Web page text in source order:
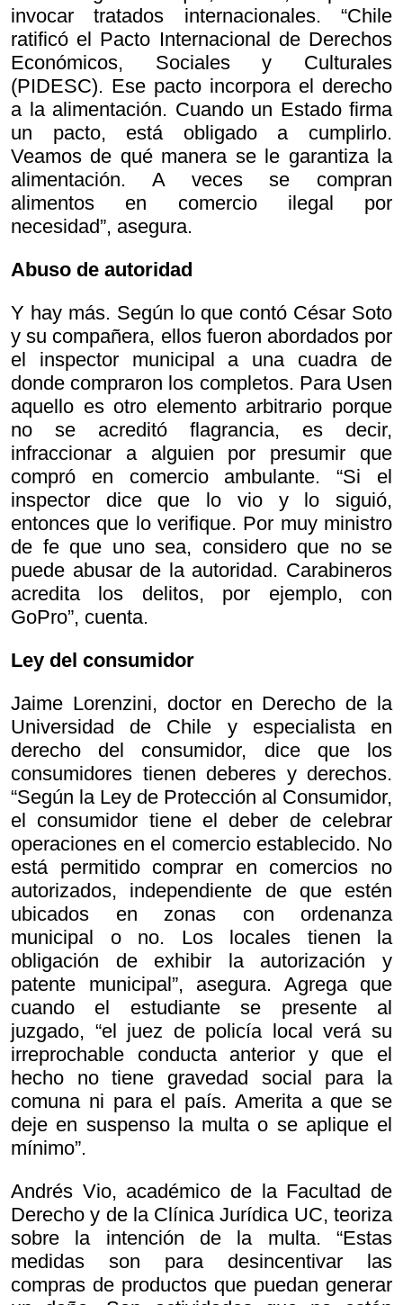
invocar tratados internacionales. “Chile
ratificó el Pacto Internacional de Derechos
Económicos, Sociales y Culturales
(PIDESC). Ese pacto incorpora el derecho
a la alimentación. Cuando un Estado firma
un pacto, está obligado a cumplirlo.
Veamos de qué manera se le garantiza la
alimentación. A veces se compran
alimentos en comercio ilegal por
necesidad”, asegura.
Abuso de autoridad
Y hay más. Según lo que contó César Soto
y su compañera, ellos fueron abordados por
el inspector municipal a una cuadra de
donde compraron los completos. Para Usen
aquello es otro elemento arbitrario porque
no se acreditó flagrancia, es decir,
infraccionar a alguien por presumir que
compró en comercio ambulante. “Si el
inspector dice que lo vio y lo siguió,
entonces que lo verifique. Por muy ministro
de fe que uno sea, considero que no se
puede abusar de la autoridad. Carabineros
acredita los delitos, por ejemplo, con
GoPro”, cuenta.
Ley del consumidor
Jaime Lorenzini, doctor en Derecho de la
Universidad de Chile y especialista en
derecho del consumidor, dice que los
consumidores tienen deberes y derechos.
“Según la Ley de Protección al Consumidor,
el consumidor tiene el deber de celebrar
operaciones en el comercio establecido. No
está permitido comprar en comercios no
autorizados, independiente de que estén
ubicados en zonas con ordenanza
municipal o no. Los locales tienen la
obligación de exhibir la autorización y
patente municipal”, asegura. Agrega que
cuando el estudiante se presente al
juzgado, “el juez de policía local verá su
irreprochable conducta anterior y que el
hecho no tiene gravedad social para la
comuna ni para el país. Amerita a que se
deje en suspenso la multa o se aplique el
mínimo”.
Andrés Vio, académico de la Facultad de
Derecho y de la Clínica Jurídica UC, teoriza
sobre la intención de la multa. “Estas
medidas son para desincentivar las
compras de productos que puedan generar